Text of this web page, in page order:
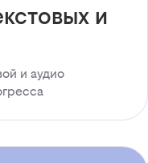
и
и аудио